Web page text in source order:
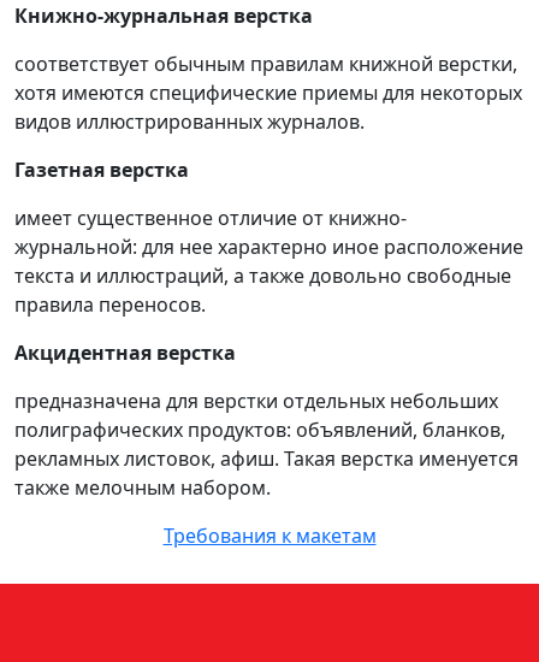
Книжно-журнальная верстка
соответствует обычным правилам книжной верстки,
хотя имеются специфические приемы для некоторых
видов иллюстрированных журналов.
Газетная верстка
имеет существенное отличие от книжно-
журнальной: для нее характерно иное расположение
текста и иллюстраций, а также довольно свободные
правила переносов.
Акцидентная верстка
предназначена для верстки отдельных небольших
полиграфических продуктов: объявлений, бланков,
рекламных листовок, афиш. Такая верстка именуется
также мелочным набором.
Требования к макетам